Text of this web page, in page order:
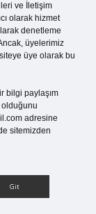
ve İletişim
olarak hizmet
denetleme
üyelerimiz
üye olarak bu
bilgi paylaşım
olduğunu
adresine
sitemizden